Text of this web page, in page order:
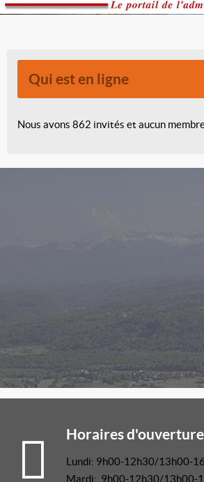
Qui est en ligne
Nous avons 862 invités et aucun
Horaires
Lundi: 9h00-12h30/13h00-
Mardi: 9h00-12h30/13h00-